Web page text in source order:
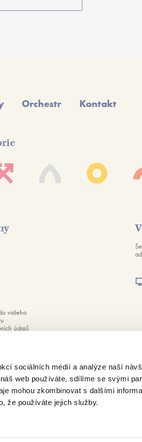
sociálních médií a analýze naší
web používáte, sdílíme se svými
mohou zkombinovat s dalšími
že používáte jejich služby.
Orchestr Kontakt
vašeho
údajů
Odebírat